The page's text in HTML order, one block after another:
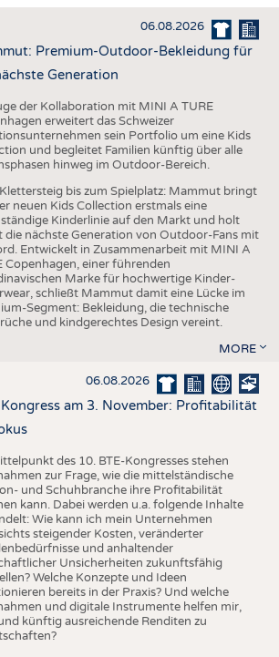
STATISTICS
TERMINE
BRANCHENTERMINE
06.08.2026
Premium-Outdoor-Bekleidung für
Generation
der Kollaboration mit MINI A TURE
erweitert das Schweizer
sein Portfolio um eine Kids
und begleitet Familien künftig über alle
hinweg im Outdoor-Bereich.
bis zum Spielplatz: Mammut bringt
neuen Kids Collection erstmals eine
Kinderlinie auf den Markt und holt
die nächste Generation von Outdoor-Fans mit
Entwickelt in Zusammenarbeit mit MINI A
Copenhagen, einer führenden
Marke für hochwertige Kinder-
schließt Mammut damit eine Lücke im
Segment: Bekleidung, die technische
und kindgerechtes Design vereint.
MORE
06.08.2026
Kongress am 3. November: Profitabilität
des 10. BTE-Kongresses stehen
zur Frage, wie die mittelständische
und Schuhbranche ihre Profitabilität
kann. Dabei werden u.a. folgende Inhalte
Wie kann ich mein Unternehmen
steigender Kosten, veränderter
und anhaltender
Unsicherheiten zukunftsfähig
Welche Konzepte und Ideen
bereits in der Praxis? Und welche
und digitale Instrumente helfen mir,
künftig ausreichende Renditen zu